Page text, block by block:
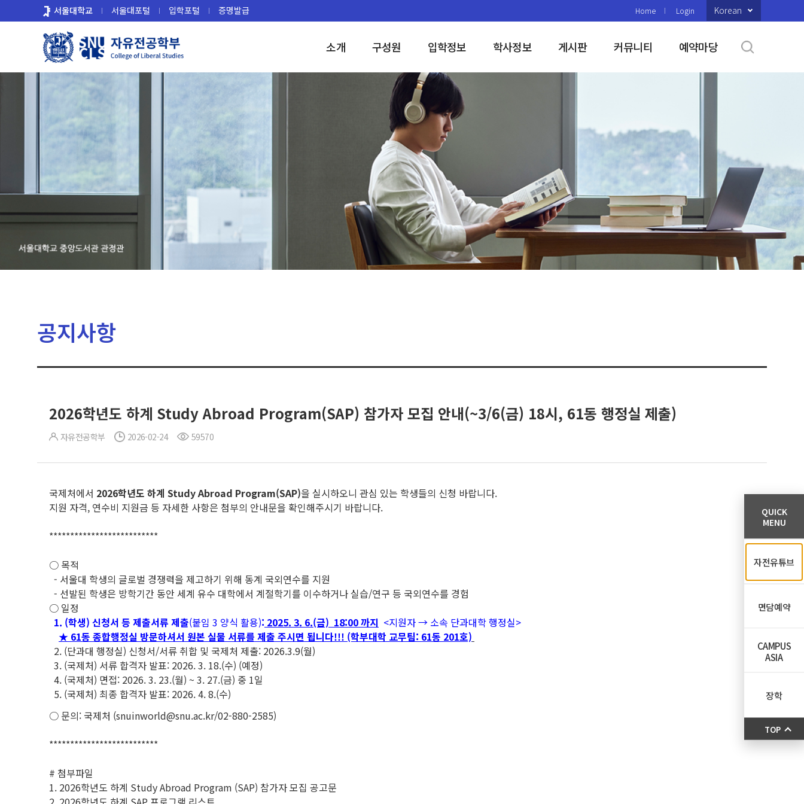
로
서울대학교 서울대포털 입학포털 증명발급 Home Login Korean
소개 구성원 입학정보 학사정보 게시판 커뮤니티 예약마당
공지사항
2026학년도 하계 Study Abroad Program(SAP) 참가자 모집 안내(~3/6(금) 18시, 61동 행정실 제출)
자유전공학부 2026-02-24 59570
국제처에서 2026학년도 하계 Study Abroad Program(SAP)을 실시하오니 관심 있는 학생들의 신청 바랍니다.
지원 자격, 연수비 지원금 등 자세한 사항은 첨부의 안내문을 확인해주시기 바랍니다.
**************************
○ 목적
- 서울대 학생의 글로벌 경쟁력을 제고하기 위해 동계 국외연수를 지원
- 선발된 학생은 방학기간 동안 세계 유수 대학에서 계절학기를 이수하거나 실습/연구 등 국외연수를 경험
○ 일정
1. (학생) 신청서 등 제출서류 제출(붙임 3 양식 활용): 2025. 3. 6.(금) 18:00 까지 <지원자 → 소속 단과대학 행정실>
★ 61동 종합행정실 방문하셔서 원본 실물 서류를 제출 주시면 됩니다!!! (학부대학 교무팀: 61동 201호)
2. (단과대 행정실) 신청서/서류 취합 및 국제처 제출: 2026.3.9(월)
3. (국제처) 서류 합격자 발표: 2026. 3. 18.(수) (예정)
4. (국제처) 면접: 2026. 3. 23.(월) ~ 3. 27.(금) 중 1일
5. (국제처) 최종 합격자 발표: 2026. 4. 8.(수)
○ 문의: 국제처 (snuinworld@snu.ac.kr/02-880-2585)
**************************
# 첨부파일
1. 2026학년도 하계 Study Abroad Program (SAP) 참가자 모집 공고문
QUICK
MENU
자전유튜브
면담예약
CAMPUS
ASIA
장학
TOP